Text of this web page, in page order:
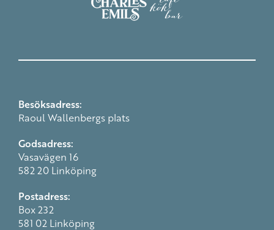
Besöksadress:
Raoul Wallenbergs plats
Godsadress:
Vasavägen 16
582 20 Linköping
Postadress:
Box 232
581 02 Linköping